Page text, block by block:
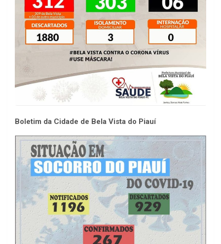
Boletim da Cidade de Bela Vista do Piauí